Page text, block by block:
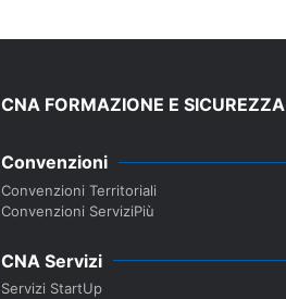
CNA FORMAZIONE E SICUREZZA
Convenzioni
Convenzioni Territoriali
Convenzioni ServiziPiù
CNA Servizi
Servizi StartUp